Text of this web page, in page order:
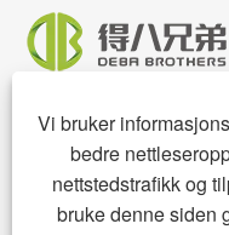
Copyright © 2023 Qingdao
Vi bruker
bedre
nettstedstrafikk og
bruke denne siden